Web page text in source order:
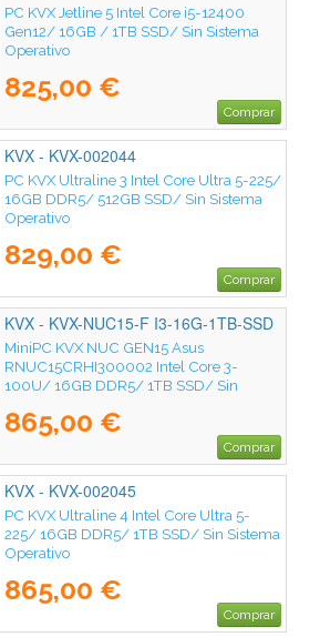
PC KVX Jetline 5 Intel Core i5-12400
Gen12/ 16GB / 1TB SSD/ Sin Sistema
Operativo
825,00 €
Comprar
KVX - KVX-002044
PC KVX Ultraline 3 Intel Core Ultra 5-225/
16GB DDR5/ 512GB SSD/ Sin Sistema
Operativo
829,00 €
Comprar
KVX - KVX-NUC15-F I3-16G-1TB-SSD
MiniPC KVX NUC GEN15 Asus
RNUC15CRHI300002 Intel Core 3-
100U/ 16GB DDR5/ 1TB SSD/ Sin
865,00 €
Comprar
KVX - KVX-002045
PC KVX Ultraline 4 Intel Core Ultra 5-
225/ 16GB DDR5/ 1TB SSD/ Sin Sistema
Operativo
865,00 €
Comprar